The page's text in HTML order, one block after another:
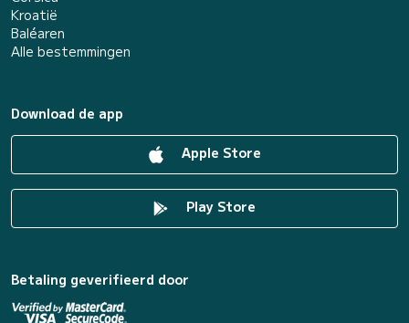
Kroatië
Baléaren
Alle bestemmingen
Download de app
Apple Store
Play Store
Betaling geverifieerd door